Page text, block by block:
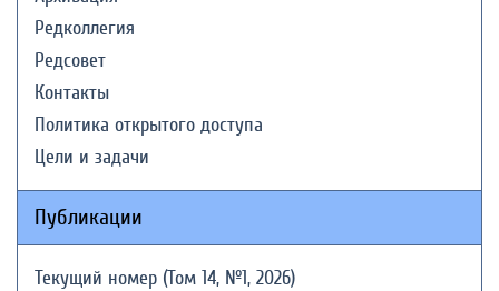
Редколлегия
Редсовет
Контакты
Политика открытого доступа
Цели и задачи
Публикации
Текущий номер (Том 14, №1, 2026)